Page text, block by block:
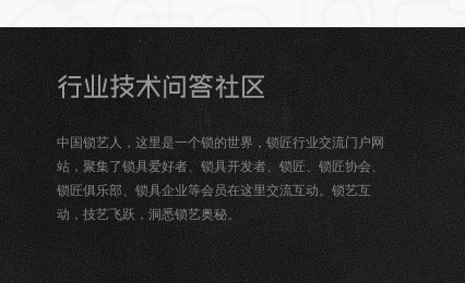
中国锁艺人，这里是一个锁的世界，锁匠行业交流门户网
站，聚集了锁具爱好者、锁具开发者、锁匠、锁匠协会、
锁匠俱乐部、锁具企业等会员在这里交流互动。锁艺互
动，技艺飞跃，洞悉锁艺奥秘。